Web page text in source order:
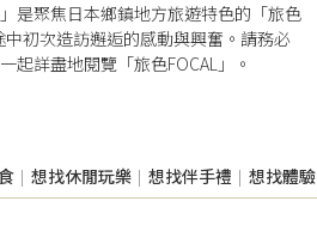
是聚焦日本鄉鎮地方旅遊特色的「旅色
初次造訪邂逅的感動與興奮。請務必
起詳盡地閱覽「旅色FOCAL」。
想找休閒玩樂 想找伴手禮 想找體驗